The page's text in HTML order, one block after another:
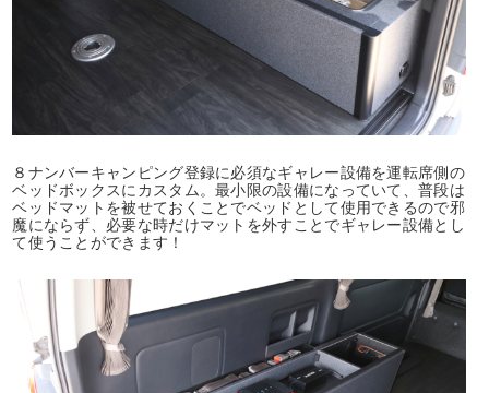
８ナンバーキャンピング登録に必須なギャレー設備を運転席側の
ベッドボックスにカスタム。最小限の設備になっていて、普段は
ベッドマットを被せておくことでベッドとして使用できるので邪
魔にならず、必要な時だけマットを外すことでギャレー設備とし
て使うことができます！